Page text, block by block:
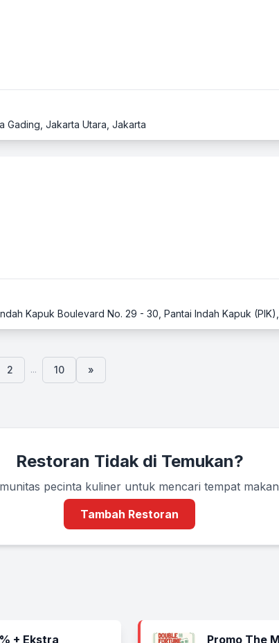
Gading, Jakarta Utara, Jakarta
2 ... 10 »
Restoran Tidak di Temukan?
pecinta kuliner untuk mencari tempat
Tambah Restoran
+ Ekstra Promo The